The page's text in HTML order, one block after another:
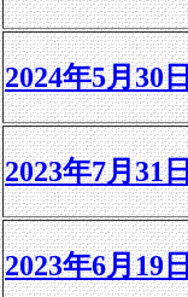
2024年5月30
2023年7月31
2023年6月19